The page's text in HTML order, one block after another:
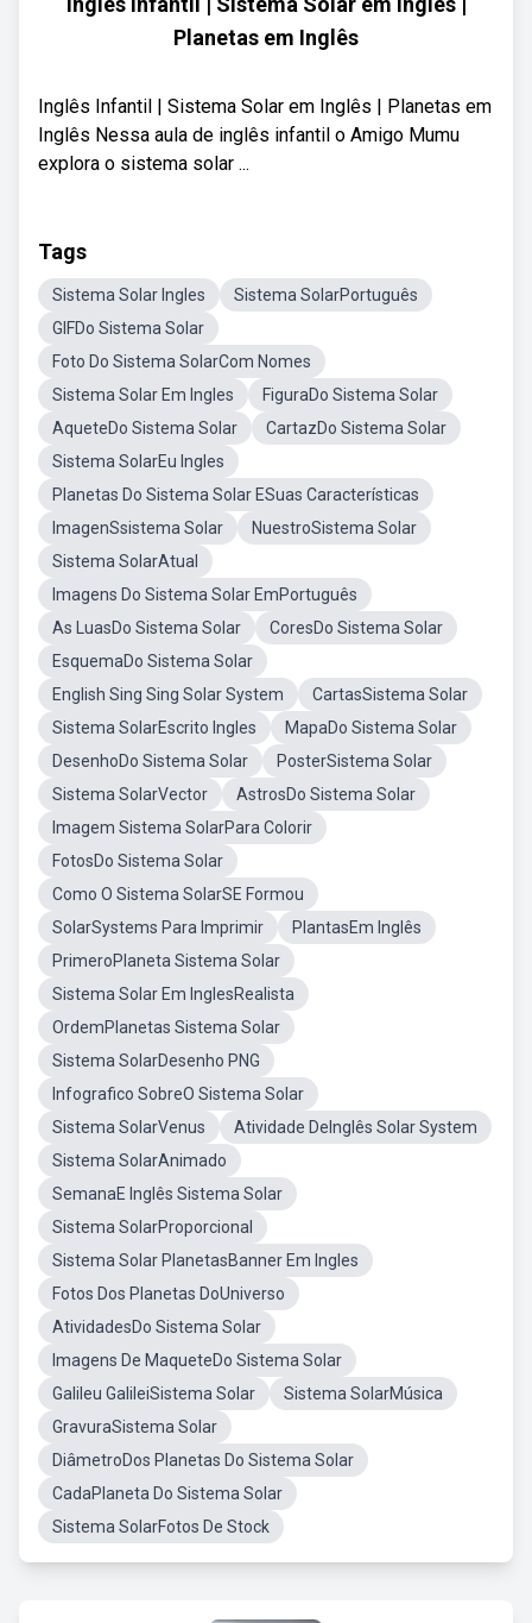
Planetas em Inglês
Inglês Infantil | Sistema Solar em Inglês | Planetas em
Inglês Nessa aula de inglês infantil o Amigo Mumu
explora o sistema solar ...
Tags
Sistema Solar Ingles
Sistema SolarPortuguês
GIFDo Sistema Solar
Foto Do Sistema SolarCom Nomes
Sistema Solar Em Ingles
FiguraDo Sistema Solar
AqueteDo Sistema Solar
CartazDo Sistema Solar
Sistema SolarEu Ingles
Planetas Do Sistema Solar ESuas Características
ImagenSsistema Solar
NuestroSistema Solar
Sistema SolarAtual
Imagens Do Sistema Solar EmPortuguês
As LuasDo Sistema Solar
CoresDo Sistema Solar
EsquemaDo Sistema Solar
English Sing Sing Solar System
CartasSistema Solar
Sistema SolarEscrito Ingles
MapaDo Sistema Solar
DesenhoDo Sistema Solar
PosterSistema Solar
Sistema SolarVector
AstrosDo Sistema Solar
Imagem Sistema SolarPara Colorir
FotosDo Sistema Solar
Como O Sistema SolarSE Formou
SolarSystems Para Imprimir
PlantasEm Inglês
PrimeroPlaneta Sistema Solar
Sistema Solar Em InglesRealista
OrdemPlanetas Sistema Solar
Sistema SolarDesenho PNG
Infografico SobreO Sistema Solar
Sistema SolarVenus
Atividade DeInglês Solar System
Sistema SolarAnimado
SemanaE Inglês Sistema Solar
Sistema SolarProporcional
Sistema Solar PlanetasBanner Em Ingles
Fotos Dos Planetas DoUniverso
AtividadesDo Sistema Solar
Imagens De MaqueteDo Sistema Solar
Galileu GalileiSistema Solar
Sistema SolarMúsica
GravuraSistema Solar
DiâmetroDos Planetas Do Sistema Solar
CadaPlaneta Do Sistema Solar
Sistema SolarFotos De Stock